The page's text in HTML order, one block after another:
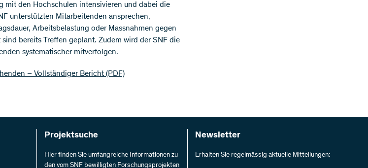
mit den Hochschulen intensivieren und dabei die
unterstützten Mitarbeitenden ansprechen,
Arbeitsbelastung oder Massnahmen gegen
bereits Treffen geplant. Zudem wird der SNF die
systematischer mitverfolgen.
– Vollständiger Bericht (PDF)
Projektsuche
Hier finden Sie umfangreiche Informationen zu
den vom SNF bewilligten Forschungsprojekten
Newsletter
Erhalten Sie regelmässig aktuelle Mitteilungen: